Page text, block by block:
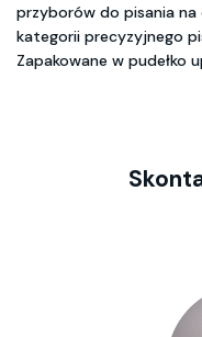
przyborów do pisania
kategorii precyzyjnego
Zapakowane w pudełko